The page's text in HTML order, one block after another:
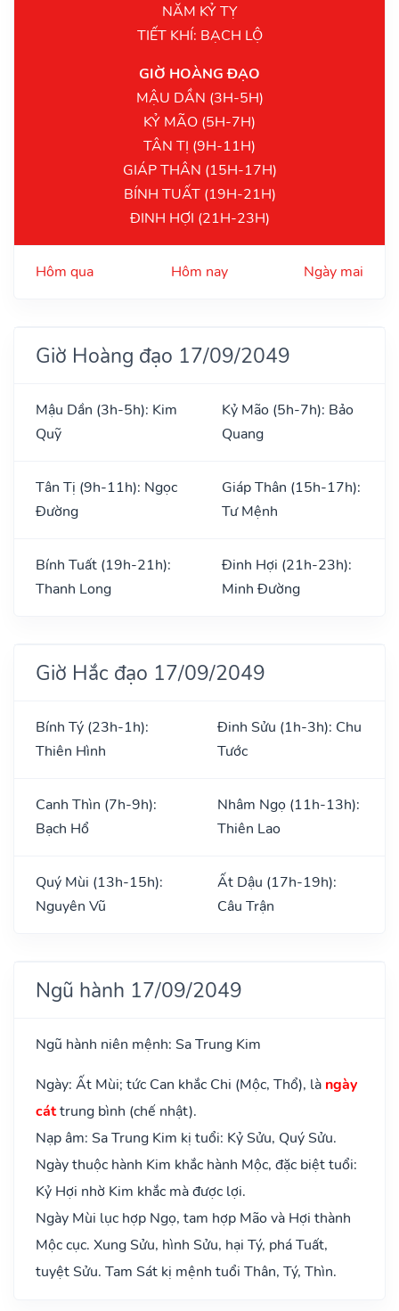
NĂM KỶ TỴ
TIẾT KHÍ: BẠCH LỘ
GIỜ HOÀNG ĐẠO
MẬU DẦN (3H-5H)
KỶ MÃO (5H-7H)
TÂN TỊ (9H-11H)
GIÁP THÂN (15H-17H)
BÍNH TUẤT (19H-21H)
ĐINH HỢI (21H-23H)
Hôm qua Hôm nay Ngày mai
Giờ Hoàng đạo 17/09/2049
Mậu Dần (3h-5h): Kim
Quỹ
Kỷ Mão (5h-7h): Bảo
Quang
Tân Tị (9h-11h): Ngọc
Đường
Giáp Thân (15h-17h):
Tư Mệnh
Bính Tuất (19h-21h):
Thanh Long
Đinh Hợi (21h-23h):
Minh Đường
Giờ Hắc đạo 17/09/2049
Bính Tý (23h-1h):
Thiên Hình
Đinh Sửu (1h-3h): Chu
Tước
Canh Thìn (7h-9h):
Bạch Hổ
Nhâm Ngọ (11h-13h):
Thiên Lao
Quý Mùi (13h-15h):
Nguyên Vũ
Ất Dậu (17h-19h):
Câu Trận
Ngũ hành 17/09/2049
Ngũ hành niên mệnh: Sa Trung Kim
Ngày: Ất Mùi; tức Can khắc Chi (Mộc, Thổ), là ngày
cáttrung bình (chế nhật).
Nạp âm: Sa Trung Kim kị tuổi: Kỷ Sửu, Quý Sửu.
Ngày thuộc hành Kim khắc hành Mộc, đặc biệt tuổi:
Kỷ Hợi nhờ Kim khắc mà được lợi.
Ngày Mùi lục hợp Ngọ, tam hợp Mão và Hợi thành
Mộc cục. Xung Sửu, hình Sửu, hại Tý, phá Tuất,
tuyệt Sửu. Tam Sát kị mệnh tuổi Thân, Tý, Thìn.